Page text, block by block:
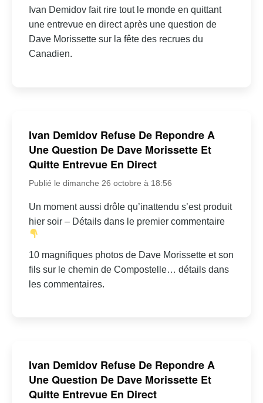
Ivan Demidov fait rire tout le monde en quittant
une entrevue en direct après une question de
Dave Morissette sur la fête des recrues du
Canadien.
Ivan Demidov Refuse De Repondre A
Une Question De Dave Morissette Et
Quitte Entrevue En Direct
Publié le dimanche 26 octobre à 18:56
Un moment aussi drôle qu’inattendu s’est produit
hier soir – Détails dans le premier commentaire
10 magnifiques photos de Dave Morissette et son
fils sur le chemin de Compostelle… détails dans
les commentaires.
Ivan Demidov Refuse De Repondre A
Une Question De Dave Morissette Et
Quitte Entrevue En Direct